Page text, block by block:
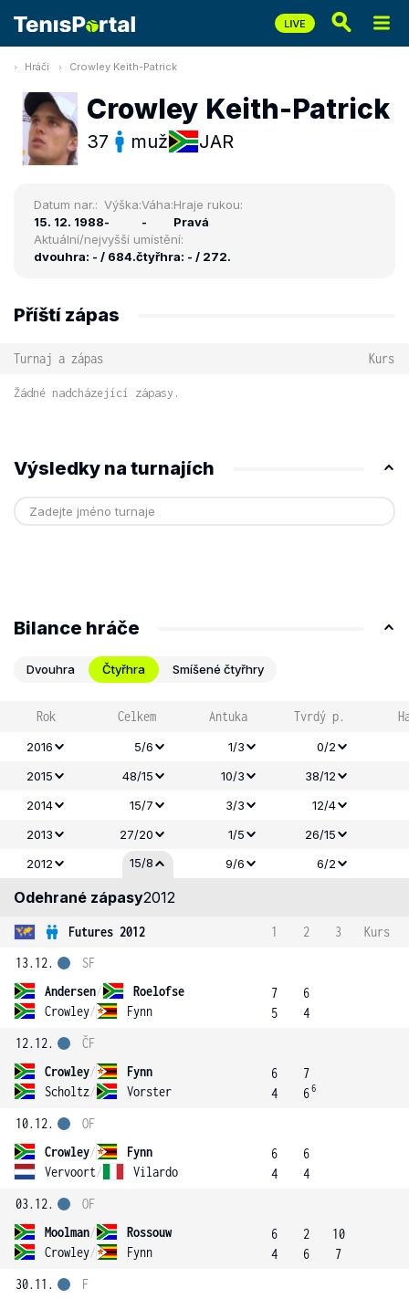
Hráči Crowley Keith-Patrick
Crowley Keith-Patrick
37 muž JAR
Datum nar.:
15. 12. 1988
Výška:
-
Váha:
-
Hraje rukou:
Pravá
Aktuální/nejvyšší umístění:
dvouhra: - / 684.čtyřhra: - / 272.
Příští zápas
Turnaj a zápas Kurs
Žádné nadcházející zápasy.
Výsledky na turnajích
Bilance hráče
Dvouhra Čtyřhra Smíšené čtyřhry
Rok Celkem Antuka Tvrdý p.
2016 5/6 1/3
0/2
2015
48/15 10/3
38/12
2014
15/7 3/3
12/4
2013
27/20 1/5
26/15
2012
15/8 9/6 6/2
Odehrané zápasy2012
Futures 2012 1 2 3
Kurs
13.12.
Andersen/
Roelofse
Crowley/ Fynn
SF
7
5
6
4
12.12.
Crowley/
Fynn
Scholtz/ Vorster
ČF
6
4
7
66
10.12.
Crowley/
Fynn
Vervoort/ Vilardo
OF
6
4
6
4
03.12.
Moolman/
Rossouw
Crowley/ Fynn
OF
6
4
2
6
10
7
30.11.
F